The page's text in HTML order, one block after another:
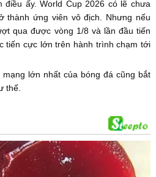
điều ấy. World Cup 2026 có lẽ chưa
thành ứng viên vô địch. Nhưng nếu
qua được vòng 1/8 và lần đầu tiến
tiến cực lớn trên hành trình chạm tới
lớn nhất của bóng đá cũng bắt
thế.